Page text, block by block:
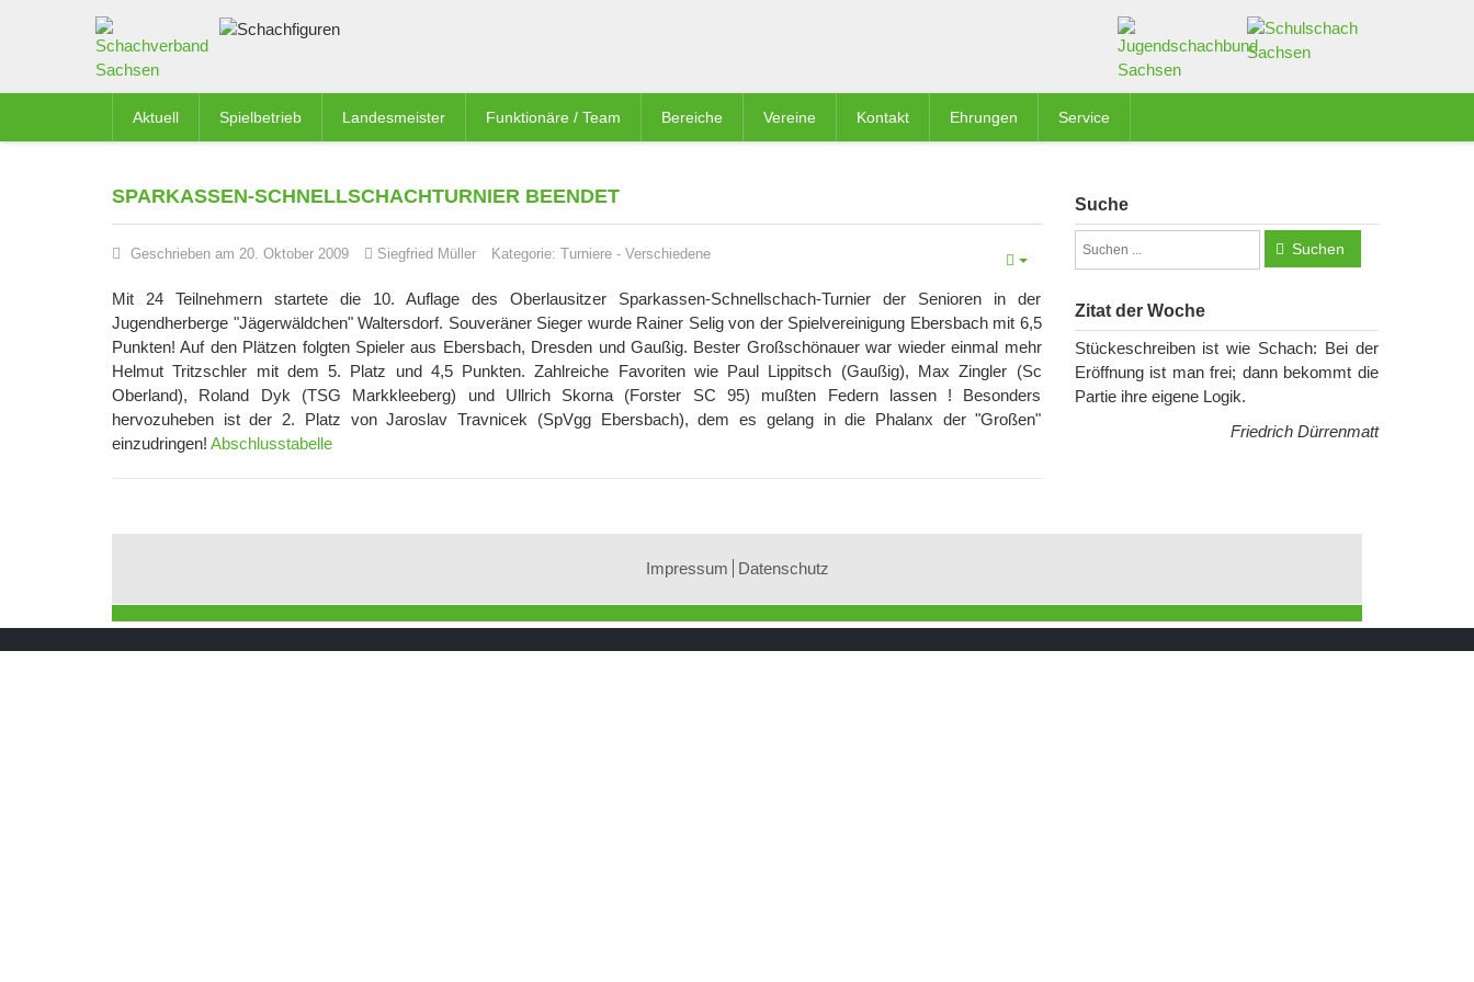
Aktuell Spielbetrieb Landesmeister Funktionäre / Team Bereiche Vereine Kontakt Ehrungen Service
SPARKASSEN-SCHNELLSCHACHTURNIER BEENDET
Geschrieben am 20. Oktober 2009 Siegfried Müller Kategorie: Turniere - Verschiedene
Mit 24 Teilnehmern startete die 10. Auflage des Oberlausitzer Sparkassen-Schnellschach-Turnier der Senioren in der
Jugendherberge "Jägerwäldchen" Waltersdorf. Souveräner Sieger wurde Rainer Selig von der Spielvereinigung Ebersbach mit 6,5
Punkten! Auf den Plätzen folgten Spieler aus Ebersbach, Dresden und Gaußig. Bester Großschönauer war wieder einmal mehr
Helmut Tritzschler mit dem 5. Platz und 4,5 Punkten. Zahlreiche Favoriten wie Paul Lippitsch (Gaußig), Max Zingler (Sc
Oberland), Roland Dyk (TSG Markkleeberg) und Ullrich Skorna (Forster SC 95) mußten Federn lassen ! Besonders
hervozuheben ist der 2. Platz von Jaroslav Travnicek (SpVgg Ebersbach), dem es gelang in die Phalanx der "Großen"
einzudringen! Abschlusstabelle
Suche
Suchen
Zitat der Woche
Stückeschreiben ist wie Schach: Bei der
Eröffnung ist man frei; dann bekommt die
Partie ihre eigene Logik.
Friedrich Dürrenmatt
Impressum Datenschutz